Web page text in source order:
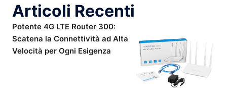
Articoli Recenti
Potente 4G LTE Router 300:
Scatena la Connettività ad Alta
Velocità per Ogni Esigenza